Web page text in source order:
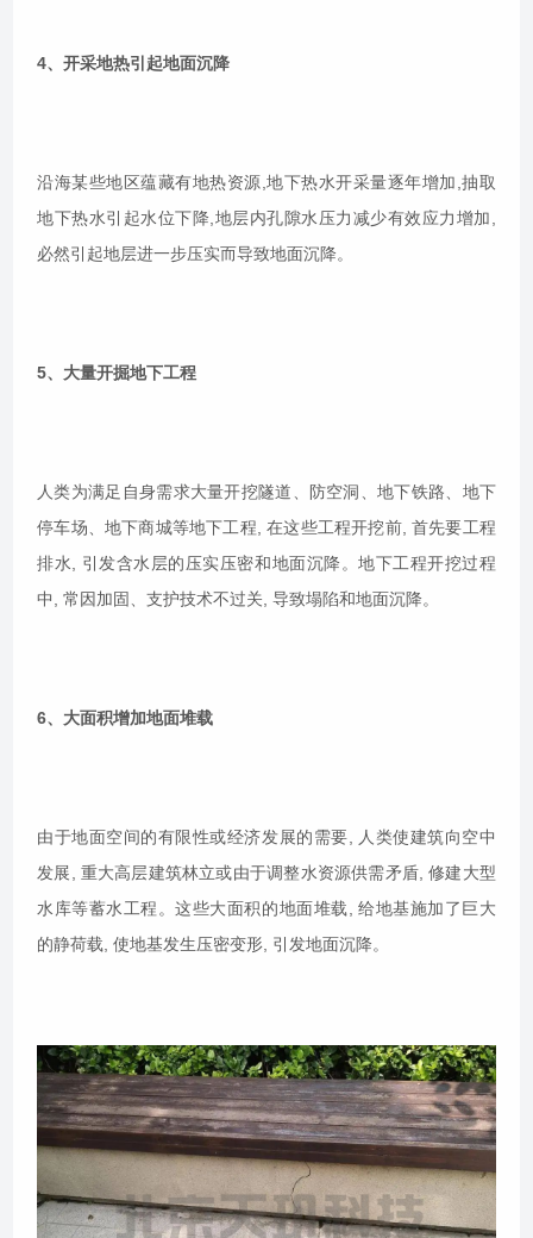
4、开采地热引起地面沉降
沿海某些地区蕴藏有地热资源,地下热水开采量逐年增加,抽取
地下热水引起水位下降,地层内孔隙水压力减少有效应力增加,
必然引起地层进一步压实而导致地面沉降。
5、大量开掘地下工程
人类为满足自身需求大量开挖隧道、防空洞、地下铁路、地下
停车场、地下商城等地下工程, 在这些工程开挖前, 首先要工程
排水, 引发含水层的压实压密和地面沉降。地下工程开挖过程
中, 常因加固、支护技术不过关, 导致塌陷和地面沉降。
6、大面积增加地面堆载
由于地面空间的有限性或经济发展的需要, 人类使建筑向空中
发展, 重大高层建筑林立或由于调整水资源供需矛盾, 修建大型
水库等蓄水工程。这些大面积的地面堆载, 给地基施加了巨大
的静荷载, 使地基发生压密变形, 引发地面沉降。